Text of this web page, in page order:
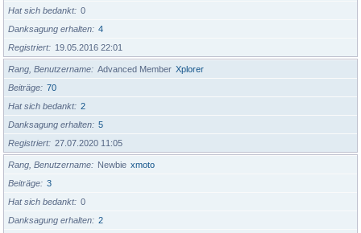
Hat sich bedankt
0
Danksagung erhalten
4
Registriert
19.05.2016 22:01
Rang, Benutzername Advanced Member Xplorer
Beiträge
70
Hat sich bedankt
2
Danksagung erhalten
5
Registriert
27.07.2020 11:05
Rang, Benutzername Newbie xmoto
Beiträge
3
Hat sich bedankt
0
Danksagung erhalten
2